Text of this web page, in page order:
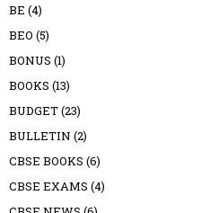
BE (4)
BEO (5)
BONUS (1)
BOOKS (13)
BUDGET(23)
BULLETIN (2)
CBSE BOOKS (6)
CBSE EXAMS (4)